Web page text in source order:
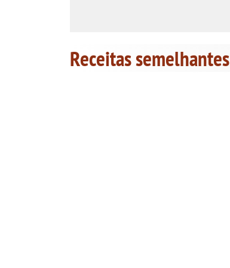
Receitas semelhantes